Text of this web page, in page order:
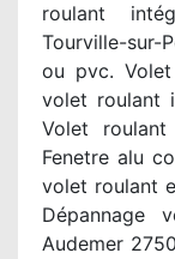
roulant
Tourville-sur-
ou pvc.
volet roulant
Volet
Fenetre alu
volet roulant
Dépannage
Audemer